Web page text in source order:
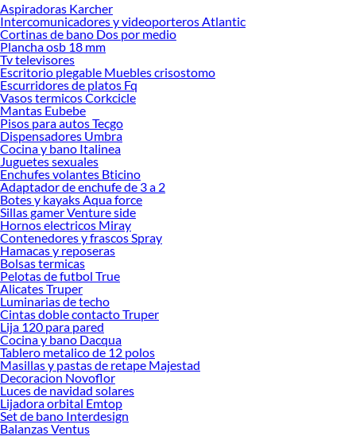
tonos neutros, madera clara o acabados oscuros que aportan sofisticación.
Algunos incluyen elementos decorativos como espejos, lo que no solo amplía
visualmente el espacio, sino que también añade un toque de luz y profundidad.
Los recibidores modernos con espejos son ideales para quienes buscan
funcionalidad sin renunciar al diseño.
Si tu objetivo es renovar la entrada de tu hogar, considera un recibidor de sala
moderno que se integre con el resto de los muebles. Los recibidores modernos
de madera ofrecen calidez y durabilidad, siendo una excelente opción para
quienes valoran materiales naturales y acabados de calidad. Además, muchos
modelos incluyen espacio de almacenamiento, lo que te permite mantener todo
en orden desde el primer paso dentro de casa.
¿Quieres transformar tu entrada en un espacio acogedor y funcional? Descubre
cuál se adapta mejor a ti y dale a tu hogar una bienvenida con estilo. Explora
nuestros productos disponibles y encuentra el recibidor que combine diseño,
utilidad y personalidad.
Complementa tu compra con estos productos:
Mesas de centro y complementos
Mesa de centro
Mesas Fijas
Mesa auxiliar
Aspiradoras Karcher
Intercomunicadores y videoporteros Atlantic
Cortinas de bano Dos por medio
Plancha osb 18 mm
Tv televisores
Escritorio plegable Muebles crisostomo
Escurridores de platos Fq
Vasos termicos Corkcicle
Mantas Eubebe
Pisos para autos Tecgo
Dispensadores Umbra
Cocina y bano Italinea
Juguetes sexuales
Enchufes volantes Bticino
Adaptador de enchufe de 3 a 2
Botes y kayaks Aqua force
Sillas gamer Venture side
Hornos electricos Miray
Contenedores y frascos Spray
Hamacas y reposeras
Bolsas termicas
Pelotas de futbol True
Alicates Truper
Luminarias de techo
Cintas doble contacto Truper
Lija 120 para pared
Cocina y bano Dacqua
Tablero metalico de 12 polos
Masillas y pastas de retape Majestad
Decoracion Novoflor
Luces de navidad solares
Lijadora orbital Emtop
Set de bano Interdesign
Balanzas Ventus